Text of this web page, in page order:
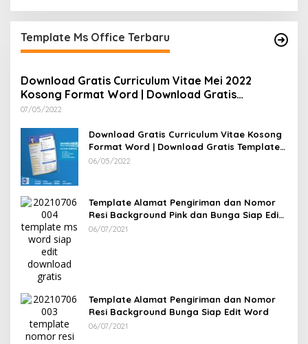
Template Ms Office Terbaru
Download Gratis Curriculum Vitae Mei 2022
Kosong Format Word | Download Gratis
Template CV Lamaran Kerja Doc Bisa Diedit
07/05/2022
Download Gratis Curriculum Vitae Kosong
Format Word | Download Gratis Template
CV Lamaran Kerja Doc Mudah Diedit
06/05/2022
Template Alamat Pengiriman dan Nomor
Resi Background Pink dan Bunga Siap Edit
Word
06/07/2021
Template Alamat Pengiriman dan Nomor
Resi Background Bunga Siap Edit Word
06/07/2021